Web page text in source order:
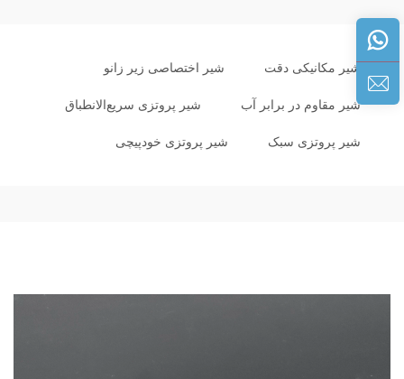
شیر مکانیکی دقت شیر اختصاصی زیر زانو
شیر مقاوم در برابر آب شیر پروتزی سریع‌الانطباق
شیر پروتزی سبک شیر پروتزی خودپیچی